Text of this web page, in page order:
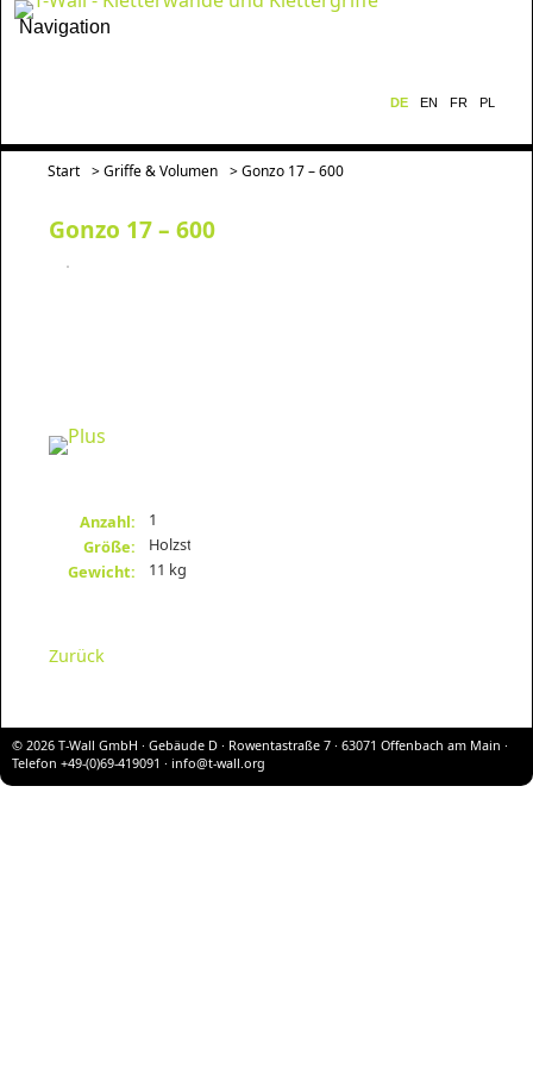
Navigation
DE EN FR PL
Start >Griffe & Volumen > Gonzo 17 – 600
Gonzo 17 – 600
Anzahl:
1
Größe:
Holzstrukturen
Gewicht:
11 kg
Zurück
© 2026 T-Wall GmbH · Gebäude D · Rowentastraße 7 · 63071 Offenbach am Main ·
Telefon +49-(0)69-419091 · info@t-wall.org